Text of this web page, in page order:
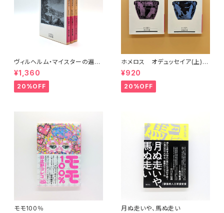
ヴィルヘルム・マイスターの遍歴
時代 (上)(中)(下)（岩波文庫）
¥1,360
20%OFF
ホメロス オデュッセイア(上)
(下) （岩波文庫）
¥920
20%OFF
モモ100％ 月ぬ走いや、馬ぬ走い